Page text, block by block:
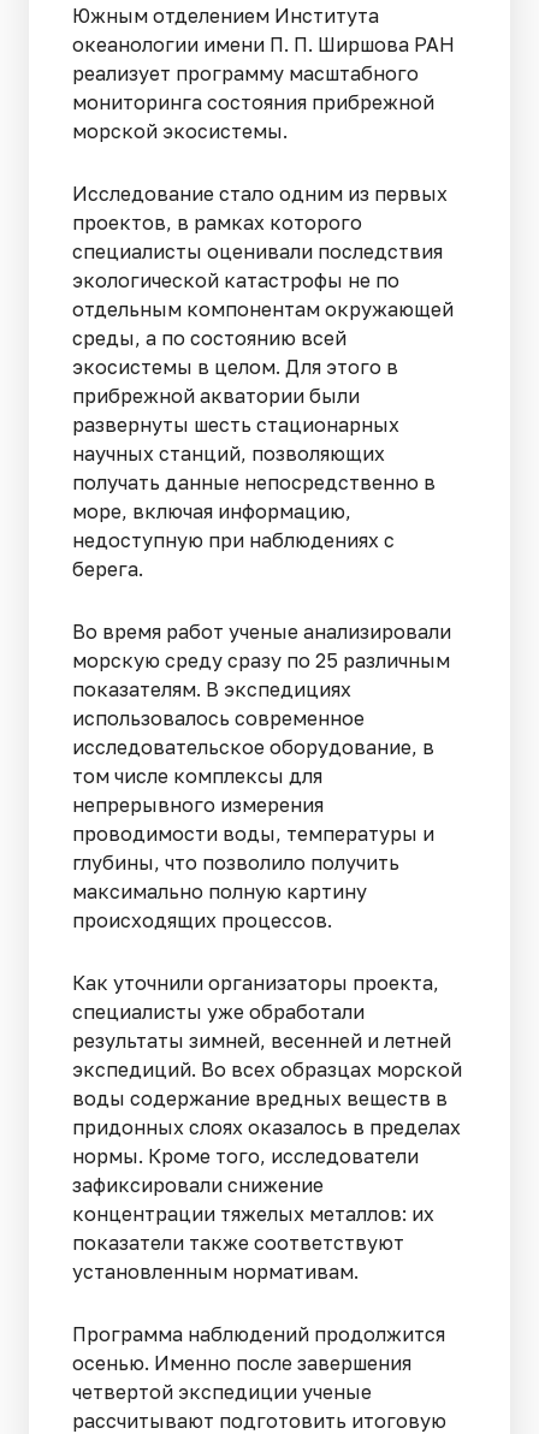
Южным отделением Института
океанологии имени П. П. Ширшова РАН
реализует программу масштабного
мониторинга состояния прибрежной
морской экосистемы.
Исследование стало одним из первых
проектов, в рамках которого
специалисты оценивали последствия
экологической катастрофы не по
отдельным компонентам окружающей
среды, а по состоянию всей
экосистемы в целом. Для этого в
прибрежной акватории были
развернуты шесть стационарных
научных станций, позволяющих
получать данные непосредственно в
море, включая информацию,
недоступную при наблюдениях с
берега.
Во время работ ученые анализировали
морскую среду сразу по 25 различным
показателям. В экспедициях
использовалось современное
исследовательское оборудование, в
том числе комплексы для
непрерывного измерения
проводимости воды, температуры и
глубины, что позволило получить
максимально полную картину
происходящих процессов.
Как уточнили организаторы проекта,
специалисты уже обработали
результаты зимней, весенней и летней
экспедиций. Во всех образцах морской
воды содержание вредных веществ в
придонных слоях оказалось в пределах
нормы. Кроме того, исследователи
зафиксировали снижение
концентрации тяжелых металлов: их
показатели также соответствуют
установленным нормативам.
Программа наблюдений продолжится
осенью. Именно после завершения
четвертой экспедиции ученые
рассчитывают подготовить итоговую